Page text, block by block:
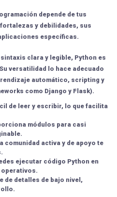
depende de tus
fortalezas y debilidades, sus
específicas.
clara y legible, Python es
versatilidad lo hace adecuado
automático, scripting y
como Django y Flask).
de leer y escribir, lo que facilita
módulos para casi
comunidad activa y de apoyo te
ejecutar código Python en
de detalles de bajo nivel,